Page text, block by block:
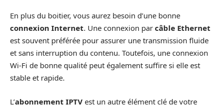
En plus du boitier, vous aurez besoin d’une bonne
connexion Internet. Une connexion par câble Ethernet
est souvent préférée pour assurer une transmission fluide
et sans interruption du contenu. Toutefois, une connexion
Wi-Fi de bonne qualité peut également suffire si elle est
stable et rapide.
L’abonnement IPTV est un autre élément clé de votre